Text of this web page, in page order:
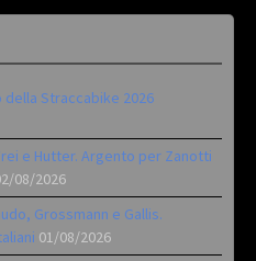
Straccabike 2026
e Hutter. Argento per Zanotti
08/2026
Grossmann e Gallis.
01/08/2026